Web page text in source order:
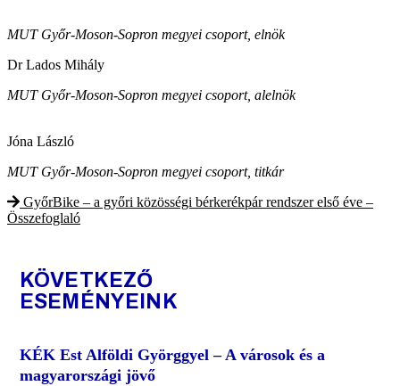
MUT Győr-Moson-Sopron megyei csoport, elnök
Dr Lados Mihály
MUT Győr-Moson-Sopron megyei csoport, alelnök
Jóna László
MUT Győr-Moson-Sopron megyei csoport, titkár
GyőrBike – a győri közösségi bérkerékpár rendszer első éve –
Összefoglaló
KÖVETKEZŐ
ESEMÉNYEINK
KÉK Est Alföldi Györggyel – A városok és a
magyarországi jövő